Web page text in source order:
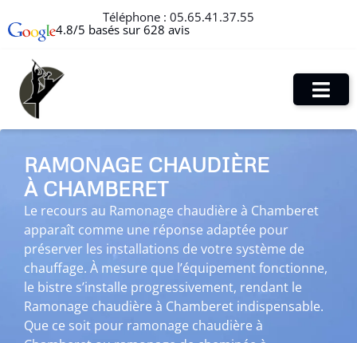
Téléphone : 05.65.41.37.55
4.8/5 basés sur 628 avis
RAMONAGE CHAUDIÈRE
À CHAMBERET
Le recours au Ramonage chaudière à Chamberet
apparaît comme une réponse adaptée pour
préserver les installations de votre système de
chauffage. À mesure que l’équipement fonctionne,
le bistre s’installe progressivement, rendant le
Ramonage chaudière à Chamberet indispensable.
Que ce soit pour ramonage chaudière à